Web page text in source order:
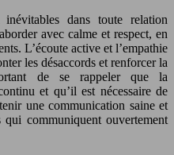
dans toute relation
avec calme et respect, en
L’écoute active et l’empathie
les désaccords et renforcer la
de se rappeler que la
et qu’il est nécessaire de
une communication saine et
communiquent ouvertement